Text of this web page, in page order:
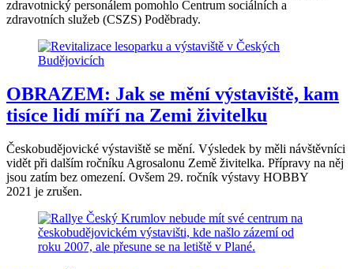
zdravotnický personálem pomohlo Centrum sociálních a
zdravotních služeb (CSZS) Poděbrady.
OBRAZEM: Jak se mění výstaviště, kam
tisíce lidí míří na Zemi živitelku
Českobudějovické výstaviště se mění. Výsledek by měli návštěvníci
vidět při dalším ročníku Agrosalonu Země živitelka. Přípravy na něj
jsou zatím bez omezení. Ovšem 29. ročník výstavy HOBBY
2021 je zrušen.